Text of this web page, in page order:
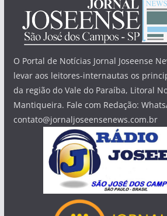
O Portal de Notícias Jornal Joseense
levar aos leitores-internautas os
da região do Vale do Paraíba, Litoral
Mantiqueira. Fale com Redação:
contato@jornaljoseensenews.com.br